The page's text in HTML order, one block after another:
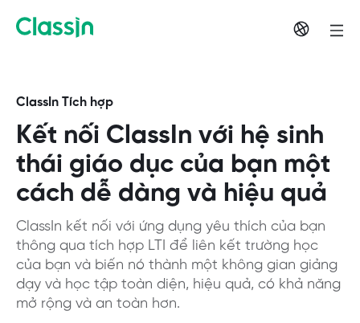
ClassIn Tích hợp
Kết nối ClassIn với hệ sinh
thái giáo dục của bạn một
cách dễ dàng và hiệu quả
ClassIn kết nối với ứng dụng yêu thích của bạn
thông qua tích hợp LTI để liên kết trường học
của bạn và biến nó thành một không gian giảng
dạy và học tập toàn diện, hiệu quả, có khả năng
mở rộng và an toàn hơn.